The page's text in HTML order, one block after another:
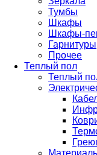
Тумбы
Шкафы
Шкафы-
Гарнитуры
Прочее
Теплый пол
Теплый